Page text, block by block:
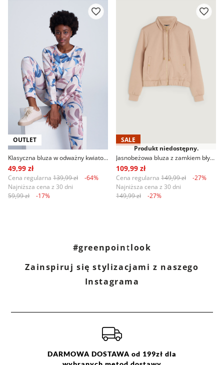
OUTLET
Klasyczna bluza w odważny kwiatowy wzór
49,99 zł
Cena regularna 139,99 zł
-64%
Najniższa cena z 30 dni
59,99 zł
-17%
SALE
Produkt niedostępny.
Jasnobeżowa bluza z zamkiem błyskawicznym
109,99 zł
Cena regularna 149,99 zł
-27%
Najniższa cena z 30 dni
149,99 zł
-27%
#greenpointlook
Zainspiruj się stylizacjami z naszego
Instagrama
DARMOWA DOSTAWA od 199zł dla